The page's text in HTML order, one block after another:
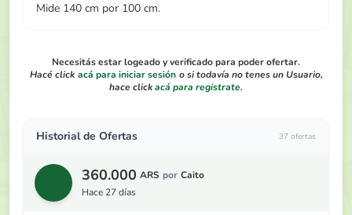
Mide 140 cm por 100 cm.
Necesitás estar logeado y verificado para poder ofertar.
Hacé click acá para iniciar sesión o si todavía no tenes un Usuario,
hace clickacá para registrate.
Historial de Ofertas 37 ofertas
360.000 ARS por Caito
hace 27 días